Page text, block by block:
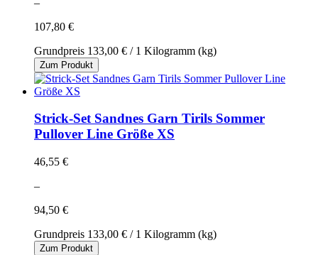
107,80 €
Grundpreis 133,00 € / 1 Kilogramm (kg)
Zum Produkt
Strick-Set Sandnes Garn Tirils Sommer
Pullover Line Größe XS
46,55 €
–
94,50 €
Grundpreis 133,00 € / 1 Kilogramm (kg)
Zum Produkt